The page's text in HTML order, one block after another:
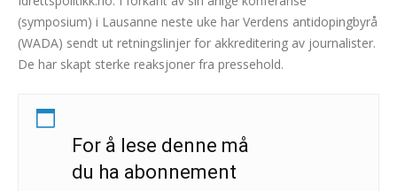
(symposium) i Lausanne neste uke har Verdens antidopingbyrå
(WADA) sendt ut retningslinjer for akkreditering av journalister.
De har skapt sterke reaksjoner fra pressehold.
For å lese denne må
du ha abonnement